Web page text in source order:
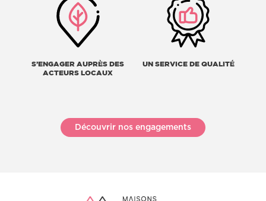
S’ENGAGER AUPRÈS DES
ACTEURS LOCAUX
UN SERVICE DE QUALITÉ
Découvrir nos engagements